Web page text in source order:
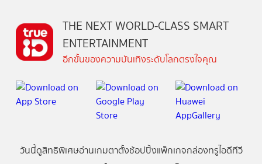
THE NEXT WORLD-CLASS SMART
ENTERTAINMENT
อีกขั้นของความบันเทิงระดับโลกตรงใจคุณ
วันนี้ดูสิทธิพิเศษอ่านเกมตาตั้งช้อปปิ้งแพ็กเกจกล่องทรูไอดีทีวี